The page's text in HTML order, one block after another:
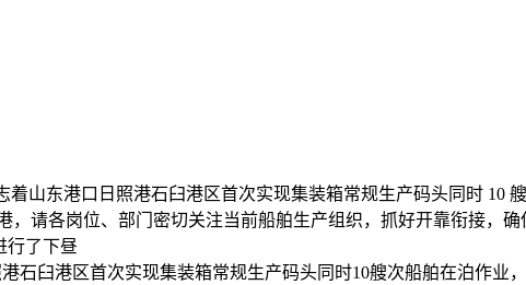
着山东港口日照港石臼港区首次实现集装箱常规生产码头同时 10
请各岗位、部门密切关注当前船舶生产组织，抓好开靠衔接，
行了下昼
石臼港区首次实现集装箱常规生产码头同时10艘次船舶在泊作业